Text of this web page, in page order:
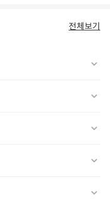
전체보기